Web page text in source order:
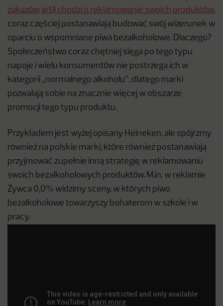
zakazów, jeśli chodzi o reklamowanie swoich produktów,
coraz częściej postanawiają budować swój wizerunek w
oparciu o wspomniane piwa bezalkoholowe. Dlaczego?
Społeczeństwo coraz chętniej sięga po tego typu
napoje i wielu konsumentów nie postrzega ich w
kategorii „normalnego alkoholu”, dlatego marki
pozwalają sobie na znacznie więcej w obszarze
promocji tego typu produktu.
Przykładem jest wyżej opisany Heineken, ale spójrzmy
również na polskie marki, które również postanawiają
przyjmować zupełnie inną strategię w reklamowaniu
swoich bezalkoholowych produktów. M.in. w reklamie
Żywca 0,0% widzimy sceny, w których piwo
bezalkoholowe towarzyszy bohaterom w szkole i w
pracy.